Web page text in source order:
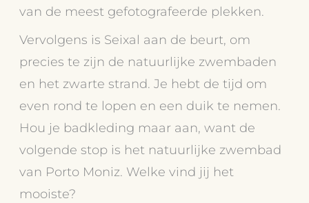
van de meest gefotografeerde plekken.
Vervolgens is Seixal aan de beurt, om
precies te zijn de natuurlijke zwembaden
en het zwarte strand. Je hebt de tijd om
even rond te lopen en een duik te nemen.
Hou je badkleding maar aan, want de
volgende stop is het natuurlijke zwembad
van Porto Moniz. Welke vind jij het
mooiste?